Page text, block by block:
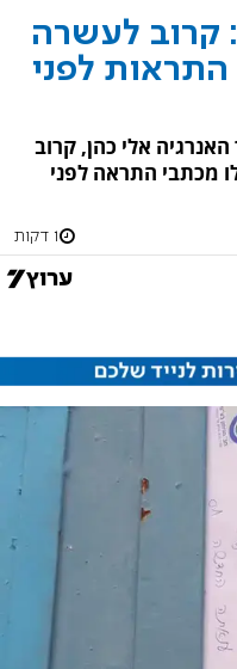
אחרי חשיפת ערוץ 7: קרוב לעשרה
התראות לפני
הוראת שר האנרגיה אלי כהן, קרוב
מכתבי התראה לפני
1 דקות